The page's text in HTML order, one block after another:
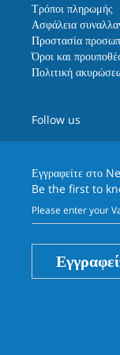
Τρόποι πληρωμής
Ασφάλεια
Προστασία
Όροι και
Πολιτική
Follow us
Εγγραφείτε στο
Be the first to